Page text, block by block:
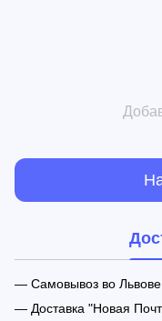
— Самовывоз во Львове
— Доставка "Новая